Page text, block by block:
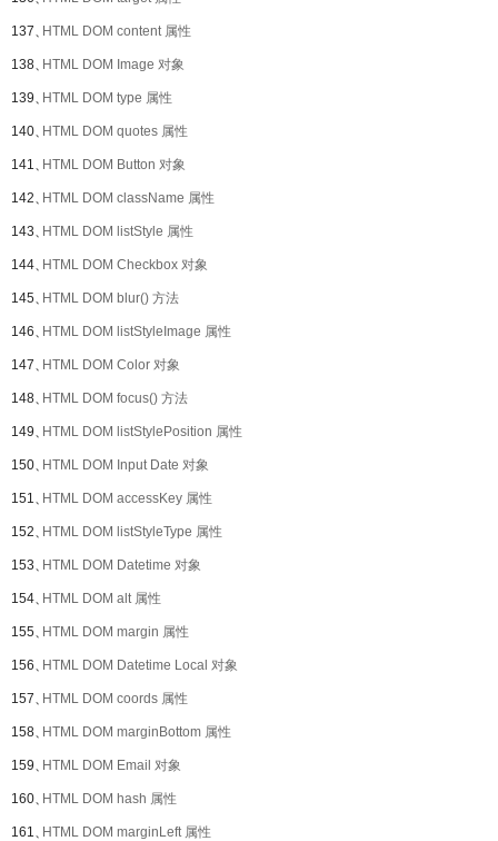
137、HTML DOM content 属性
138、HTML DOM Image 对象
139、HTML DOM type 属性
140、HTML DOM quotes 属性
141、HTML DOM Button 对象
142、HTML DOM className 属性
143、HTML DOM listStyle 属性
144、HTML DOM Checkbox 对象
145、HTML DOM blur() 方法
146、HTML DOM listStyleImage 属性
147、HTML DOM Color 对象
148、HTML DOM focus() 方法
149、HTML DOM listStylePosition 属性
150、HTML DOM Input Date 对象
151、HTML DOM accessKey 属性
152、HTML DOM listStyleType 属性
153、HTML DOM Datetime 对象
154、HTML DOM alt 属性
155、HTML DOM margin 属性
156、HTML DOM Datetime Local 对象
157、HTML DOM coords 属性
158、HTML DOM marginBottom 属性
159、HTML DOM Email 对象
160、HTML DOM hash 属性
161、HTML DOM marginLeft 属性